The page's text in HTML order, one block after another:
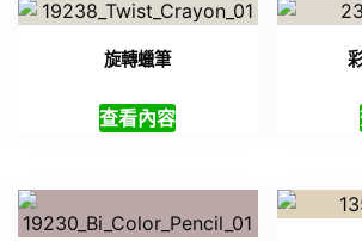
旋轉蠟筆
查看內容